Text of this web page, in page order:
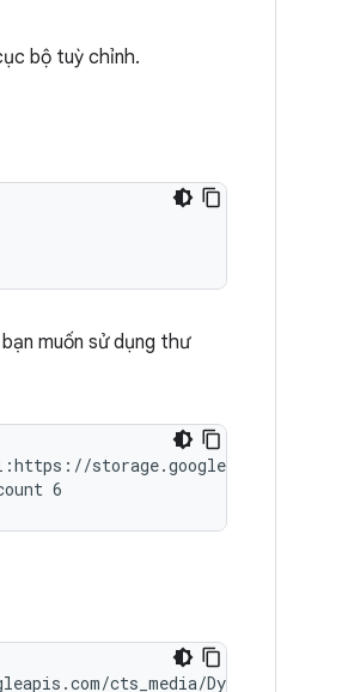
bộ tuỳ chỉnh.
bạn muốn sử dụng thư
storage.googleapis.com/
6
cts_media/